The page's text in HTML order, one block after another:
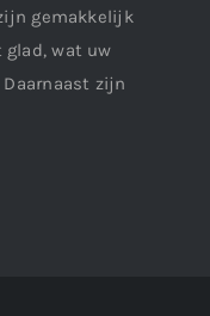
gemakkelijk
wat uw
zijn